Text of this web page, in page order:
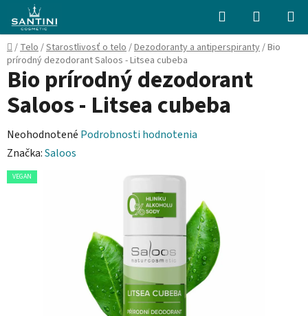
Prejsť
obsah
Hľadať
KOŠÍK
Domov
/Telo/Starostlivosť o telo/Dezodoranty a antiperspiranty/Bio
prírodný dezodorant Saloos - Litsea cubeba
Bio prírodný dezodorant
Saloos - Litsea cubeba
Priemerné
hodnotenie
produktu
Neohodnotené Podrobnosti hodnotenia
Značka:Saloos
VEGAN